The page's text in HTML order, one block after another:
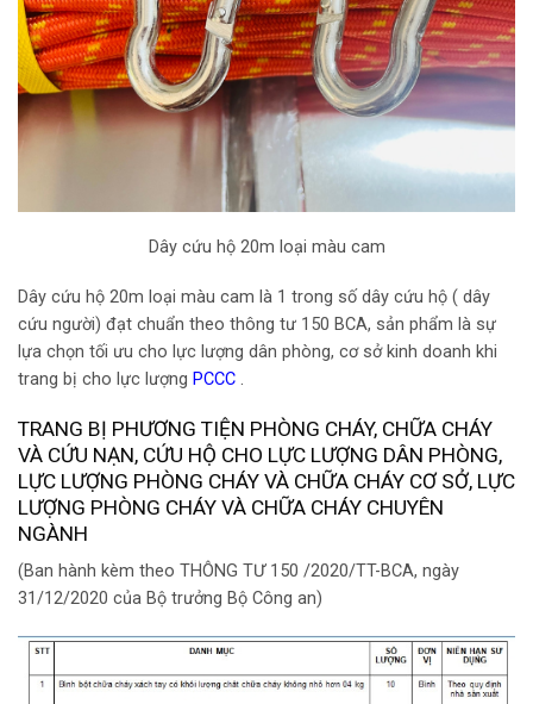
Dây cứu hộ 20m loại màu cam
Dây cứu hộ 20m loại màu cam là 1 trong số dây cứu hộ ( dây
cứu người) đạt chuẩn theo thông tư 150 BCA, sản phẩm là sự
lựa chọn tối ưu cho lực lượng dân phòng, cơ sở kinh doanh khi
trang bị cho lực lượng PCCC .
TRANG BỊ PHƯƠNG TIỆN PHÒNG CHÁY, CHỮA CHÁY
VÀ CỨU NẠN, CỨU HỘ CHO LỰC LƯỢNG DÂN PHÒNG,
LỰC LƯỢNG PHÒNG CHÁY VÀ CHỮA CHÁY CƠ SỞ, LỰC
LƯỢNG PHÒNG CHÁY VÀ CHỮA CHÁY CHUYÊN
NGÀNH
(Ban hành kèm theo THÔNG TƯ 150 /2020/TT-BCA, ngày
31/12/2020 của Bộ trưởng Bộ Công an)